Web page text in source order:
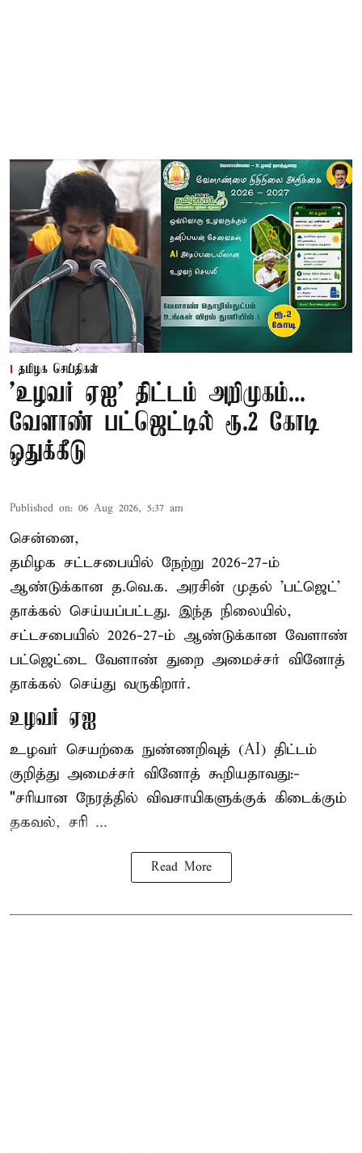
தமிழக செய்திகள்
'உழவர் ஏஐ' திட்டம் அறிமுகம்...
வேளாண் பட்ஜெட்டில் ரூ.2 கோடி
ஒதுக்கீடு
Published on: 06 Aug 2026, 5:37 am
சென்னை,
தமிழக சட்டசபையில் நேற்று 2026-27-ம்
ஆண்டுக்கான த.வெ.க. அரசின் முதல் 'பட்ஜெட்'
தாக்கல் செய்யப்பட்டது. இந்த நிலையில்,
சட்டசபையில் 2026-27-ம் ஆண்டுக்கான வேளாண்
பட்ஜெட்டை வேளாண் துறை அமைச்சர் வினோத்
தாக்கல் செய்து வருகிறார்.
உழவர் ஏஐ
உழவர் செயற்கை நுண்ணறிவுத் (AI) திட்டம்
குறித்து அமைச்சர் வினோத் கூறியதாவது:-
"சரியான நேரத்தில் விவசாயிகளுக்குக் கிடைக்கும்
தகவல், சரி ...
Read More